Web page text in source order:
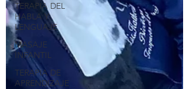
TERAPIA DEL
HABLA Y
LENGUAJE
MASAJE
INFANTIL
TERAPIA DE
APRENDIZAJE